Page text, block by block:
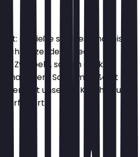
Genieße saftiges Rindfleisch
schmelzenden Cheese
Zwiebeln, sauren Gurken,
knackigem Salat im äußerst
mit unserem Ketchup und
verfeinert.